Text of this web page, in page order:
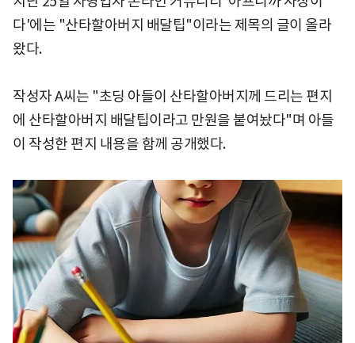
다'에는 "산타할아버지 배달팁"이라는 제목의 글이 올라
왔다.
작성자 A씨는 "초딩 아들이 산타할아버지께 드리는 편지
에 산타할아버지 배달팁이라고 만원을 붙여놨다"며 아들
이 작성한 편지 내용을 함께 공개했다.